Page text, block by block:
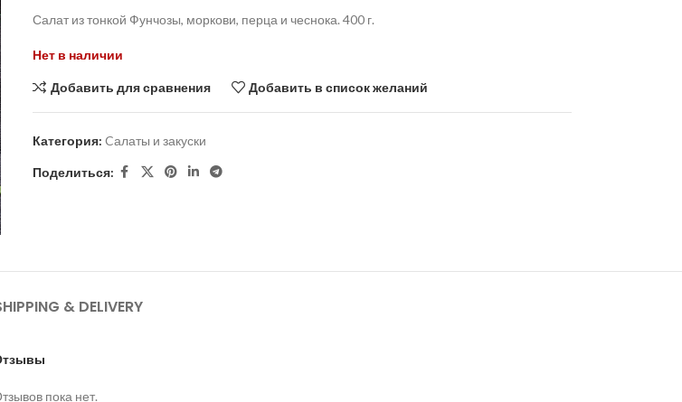
Салат из тонкой Фунчозы, моркови, перца и чеснока. 400 г.
Нет в наличии
Добавить для сравнения Добавить в список желаний
Категория: Cалаты и закуски
Поделиться:
& DELIVERY
пока нет.